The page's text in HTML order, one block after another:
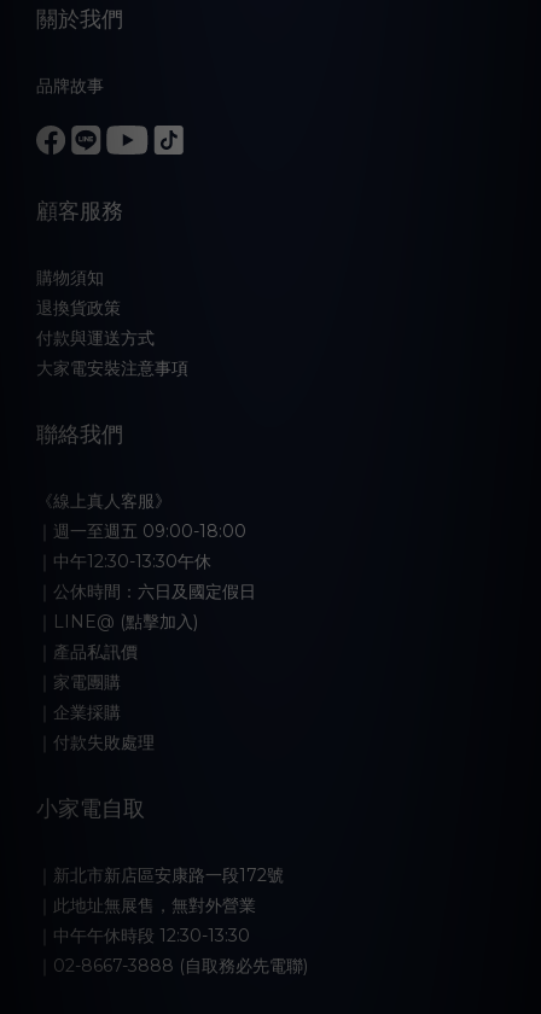
關於我們
品牌故事
顧客服務
購物須知
退換貨政策
付款與運送方式
大家電安裝注意事項
聯絡我們
《線上真人客服》
｜週一至週五 09:00-18:00
｜中午12:30-13:30午休
｜公休時間：六日及國定假日
｜LINE@ (點擊加入)
｜產品私訊價
｜家電團購
｜企業採購
｜付款失敗處理
小家電自取
｜新北市新店區安康路一段172號
｜此地址無展售，無對外營業
｜中午午休時段 12:30-13:30
｜02-8667-3888 (自取務必先電聯)